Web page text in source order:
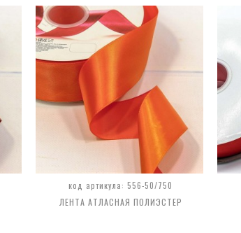
код артикула: 556-50/750
ЛЕНТА АТЛАСНАЯ ПОЛИЭСТЕР